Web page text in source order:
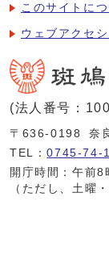
このサイトに
ウェブアクセ
(法人番号：
〒636-0198
奈
TEL：0745-74-
開庁時間：午前
（ただし、土曜